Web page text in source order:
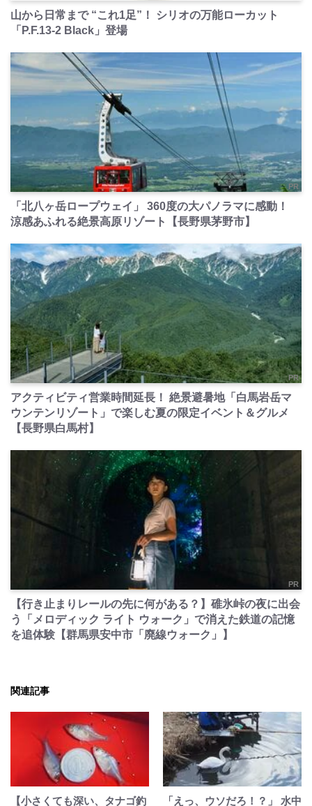
山から日常まで “これ1足”！ シリオの万能ローカット
「P.F.13-2 Black」登場
PR
「北八ヶ岳ロープウェイ」 360度の大パノラマに感動！
涼感あふれる絶景高原リゾート【長野県茅野市】
PR
アクティビティ営業時間延長！ 絶景避暑地「白馬岩岳マ
ウンテンリゾート」で楽しむ夏の限定イベント＆グルメ
【長野県白馬村】
PR
【行き止まりレールの先に何がある？】碓氷峠の夜に出会
う「メロディック ライト ウォーク」で消えた鉄道の記憶
を追体験【群馬県安中市「廃線ウォーク」】
関連記事
【小さくても深い、タナゴ釣 「えっ、ウソだろ！？」 水中